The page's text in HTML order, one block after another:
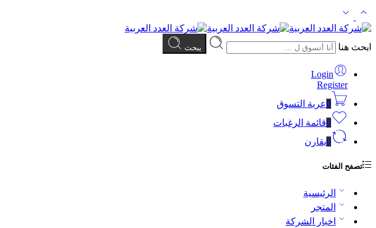
ابحث هنا يبحث
Login
Register
0عربة التسوق
0قائمة الرغبات
0يقارن
تصفح الفئات
الرئيسية
المتجر
اخبار الشركة